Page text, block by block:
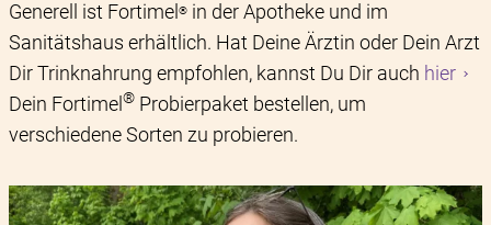
Generell ist Fortimel ® in der Apotheke und im
Sanitätshaus erhältlich. Hat Deine Ärztin oder Dein Arzt
Dir Trinknahrung empfohlen, kannst Du Dir auch hier
Dein Fortimel ® Probierpaket bestellen, um
verschiedene Sorten zu probieren.